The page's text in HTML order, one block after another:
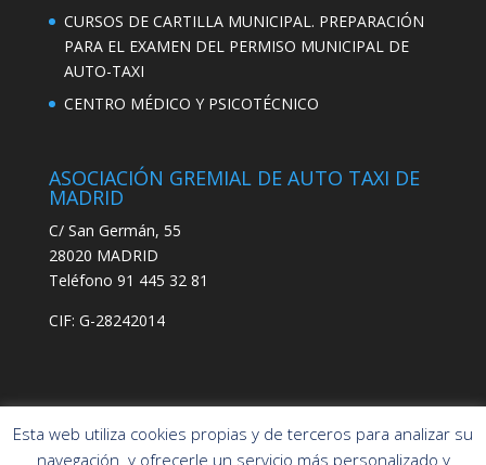
CURSOS DE CARTILLA MUNICIPAL. PREPARACIÓN
PARA EL EXAMEN DEL PERMISO MUNICIPAL DE
AUTO-TAXI
CENTRO MÉDICO Y PSICOTÉCNICO
ASOCIACIÓN GREMIAL DE AUTO TAXI DE
MADRID
C/ San Germán, 55
28020 MADRID
Teléfono 91 445 32 81
CIF: G-28242014
Esta web utiliza cookies propias y de terceros para analizar su
navegación y ofrecerle un servicio más personalizado y